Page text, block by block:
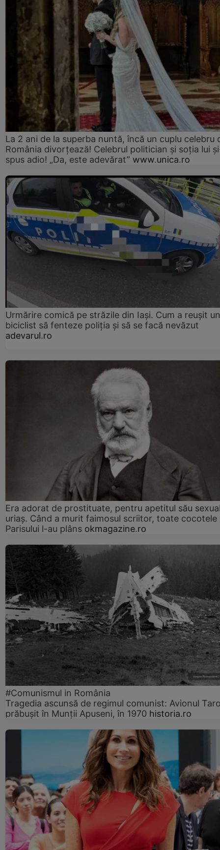
La 2 ani de la superba nuntă, încă un cuplu celebru
România divorțează! Celebrul politician și soția lui
spus adio! „Da, este adevărat” www.unica.ro
Urmărire comică pe străzile din Iași. Cum a reușit un
biciclist să fenteze poliția și să se facă nevăzut
adevarul.ro
Era adorat de prostituate, pentru apetitul său
uriaș. Când a murit faimosul scriitor, toate cocotele
Parisului l-au plâns okmagazine.ro
#Comunismul in România
Tragedia ascunsă de regimul comunist: Avionul
prăbușit în Munții Apuseni, în 1970 historia.ro